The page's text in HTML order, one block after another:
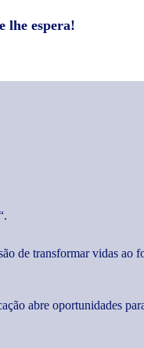
lhe espera!
de transformar vidas ao
abre oportunidades